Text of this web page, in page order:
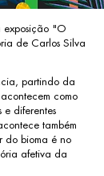
"O
de Carlos Silva
partindo da
como
e diferentes
também
do bioma é no
afetiva da